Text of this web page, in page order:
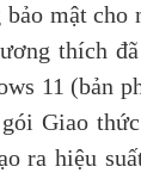
mật cho
thích
11 (bản
Giao
ra hiệu